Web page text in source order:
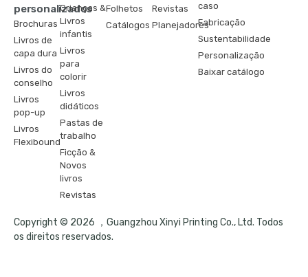
personalizados
Brochuras
Livros de
capa dura
Livros do
conselho
Livros
pop-up
Livros
Flexibound
Crianças &
Livros
infantis
Livros
para
colorir
Livros
didáticos
Pastas de
trabalho
Ficção &
Novos
livros
Revistas
Folhetos
Catálogos
Revistas
Planejadores
caso
Fabricação
Sustentabilidade
Personalização
Baixar catálogo
Copyright © 2026 ，Guangzhou Xinyi Printing Co., Ltd. Todos
os direitos reservados.